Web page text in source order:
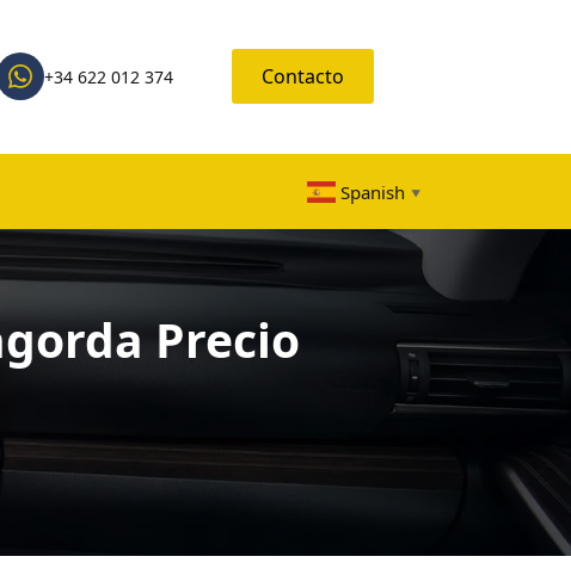
+34 622 012 374 Contacto
Spanish ▼
Precio